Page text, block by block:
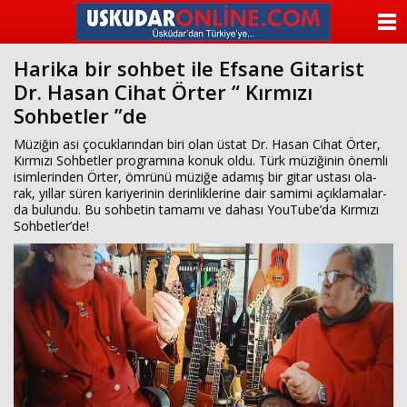
beylikdüzü
escort
beylikdüzü
escort
bayan
beylikdüzü
escort
bayan
escort
beylikdüzü
beylikdüzü
escort
Harika bir sohbet ile Efsane Gitarist
Dr. Hasan Cihat Örter “ Kırmızı
Sohbetler ”de
Mü­zi­ğin asi ço­cuk­la­rın­dan biri olan üstat Dr. Hasan Cihat Örter,
Kır­mı­zı Soh­bet­ler prog­ra­mı­na konuk oldu. Türk mü­zi­ği­nin önem­li
isim­le­rin­den Örter, öm­rü­nü mü­zi­ğe ada­mış bir gitar us­ta­sı ola­
rak, yıl­lar süren ka­ri­ye­ri­nin de­rin­lik­le­ri­ne dair sa­mi­mi açık­la­ma­lar­
da bu­lun­du. Bu sohbetin tamamı ve dahası YouTube’da Kırmızı
Sohbetler’de!
ANASAYFA
KATEGORİLER
ANKETLER
FOTO GALERİ
VİDEO GALERİ
KÜNYE
İLETİŞİM